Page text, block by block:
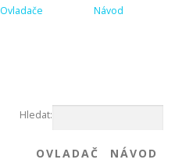
Ovladače Návod
Hledat:
OVLADAČ NÁVOD